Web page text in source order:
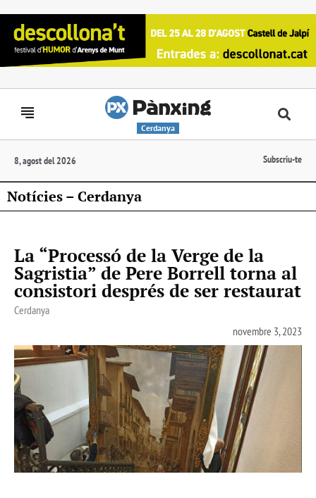
Cerdanya
8, agost del 2026 Subscriu-te
Notícies – Cerdanya
La “Processó de la Verge de la
Sagristia” de Pere Borrell torna al
consistori després de ser restaurat
Cerdanya
novembre 3, 2023